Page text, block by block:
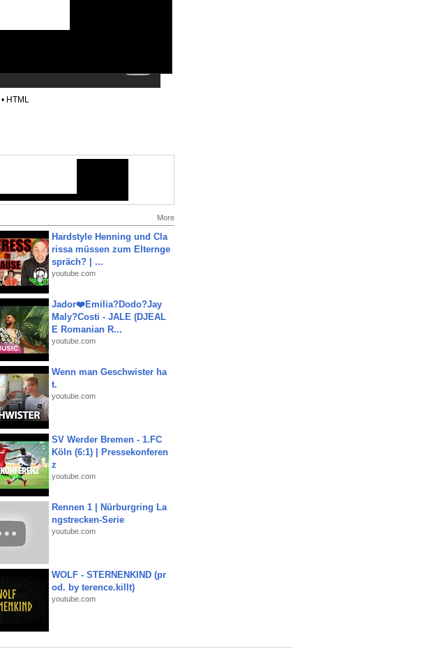
• HTML
More
Hardstyle Henning und Cla
rissa müssen zum Elternge
spräch? | ...
youtube.com
Jador❤️Emilia?Dodo?Jay
Maly?Costi - JALE (DJEAL
E Romanian R...
youtube.com
Wenn man Geschwister ha
t.
youtube.com
SV Werder Bremen - 1.FC
Köln (6:1) | Pressekonferen
z
youtube.com
Rennen 1 | Nürburgring La
ngstrecken-Serie
youtube.com
WOLF - STERNENKIND (pr
od. by terence.killt)
youtube.com